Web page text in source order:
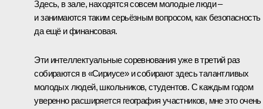
Здесь, в зале, находятся совсем молодые люди –
и занимаются таким серьёзным вопросом, как безопасность
да ещё и финансовая.
Эти интеллектуальные соревнования уже в третий раз
собираются в «Сириусе» и собирают здесь талантливых
молодых людей, школьников, студентов. С каждым годом
уверенно расширяется география участников, мне это очень